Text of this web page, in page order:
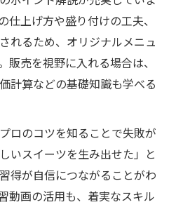
仕上げ方や盛り付けの工夫、
れるため、オリジナルメニュ
販売を視野に入れる場合は、
計算などの基礎知識も学べる
ロのコツを知ることで失敗が
いスイーツを生み出せた」と
得が自信につながることがわ
動画の活用も、着実なスキル